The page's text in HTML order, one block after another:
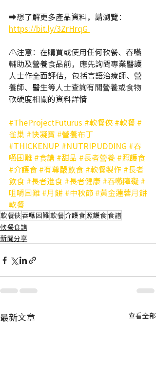
➡️想了解更多產品資料，請瀏覽：
https://bit.ly/3ZrHrqG
⚠️注意：在購買或使用任何軟餐、吞嚥
輔助及營養食品前，應先詢問專業醫護
人士作全面評估，包括言語治療師、營
養師、醫生等人士查詢有關營養或食物
軟硬度相關的資料詳情
#TheProjectFuturus #軟餐俠 #軟餐 #
雀巢 #快凝寶 #營養布丁
#THICKENUP #NUTRIPUDDING #吞
嚥困難 #食譜 #甜品 #長者營養 #照護食
#介護食 #有尊嚴飲食 #軟餐製作 #長者
飲食 #長者進食 #長者健康 #吞嚥障礙 #
咀嚼困難 #月餅 #中秋節 #黃金蓮蓉月餅
軟餐
軟餐俠吞嚥困難軟餐介護食照護食食譜
軟餐食譜
新聞分享
最新文章 查看全部